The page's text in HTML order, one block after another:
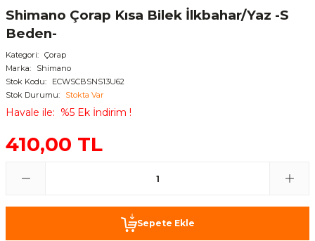
Shimano Çorap Kısa Bilek İlkbahar/Yaz -S
Beden-
Kategori
Çorap
Marka
Shimano
Stok Kodu
ECWSCBSNS13U62
Stok Durumu
Stokta Var
Havale ile %5 Ek İndirim !
410,00 TL
Sepete Ekle